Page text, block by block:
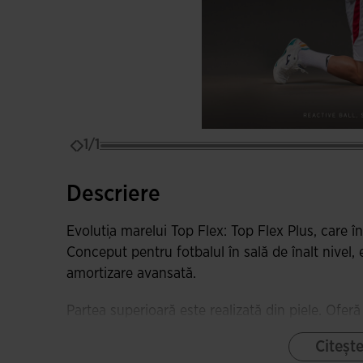
1/1
Descriere
Evoluția marelui Top Flex: Top Flex Plus,
Conceput pentru fotbalul în sală de înalt
amortizare avansată.
Partea superioară este realizată din piele.
flexibilitate. Acest lucru permite o adaptare
controlul mingii. Suprafața sa moale reduce